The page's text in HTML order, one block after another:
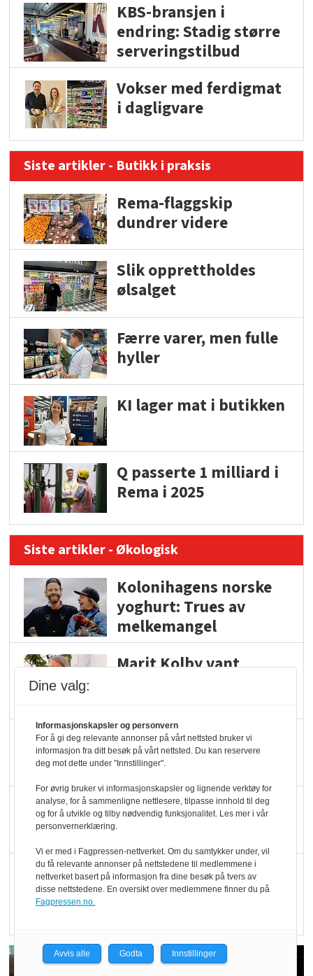
KBS-bransjen i
endring: Stadig større
serveringstilbud
Vokser med ferdigmat
i dagligvare
Siste artikler - Butikk i praksis
Rema-flaggskip
dundrer videre
Slik opprettholdes
ølsalget
Færre varer, men fulle
hyller
KI lager mat i butikken
Q passerte 1 milliard i
Rema i 2025
Siste artikler - Økologisk
Kolonihagens norske
yoghurt: Trues av
melkemangel
Marit Kolby vant
Blir enklere å velge
økologisk i butikkhylla
Kolonihagen sliter
med å få tak i nok melk
Rapport: Økokundene
er klare! Er markedet
Dine valg:
Informasjonskapsler og personvern
For å gi deg relevante annonser på vårt nettsted bruker vi
informasjon fra ditt besøk på vårt nettsted. Du kan reservere
deg mot dette under "Innstillinger".
For øvrig bruker vi informasjonskapsler og lignende verktøy for
analyse, for å sammenligne nettlesere, tilpasse innhold til deg
og for å utvikle og tilby nødvendig funksjonalitet. Les mer i vår
personvernerklæring.
Vi er med i Fagpressen-nettverket. Om du samtykker under, vil
du få relevante annonser på nettstedene til medlemmene i
nettverket basert på informasjon fra dine besøk på tvers av
disse nettstedene. En oversikt over medlemmene finner du på
Fagpressen.no.
Avvis alle Godta Innstillinger